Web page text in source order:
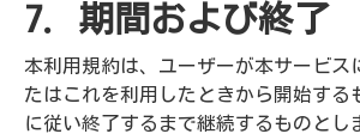
7. 期間および終了
本利用規約は、ユーザーが本サービス
たはこれを利用したときから開始する
に従い終了するまで継続するものとし